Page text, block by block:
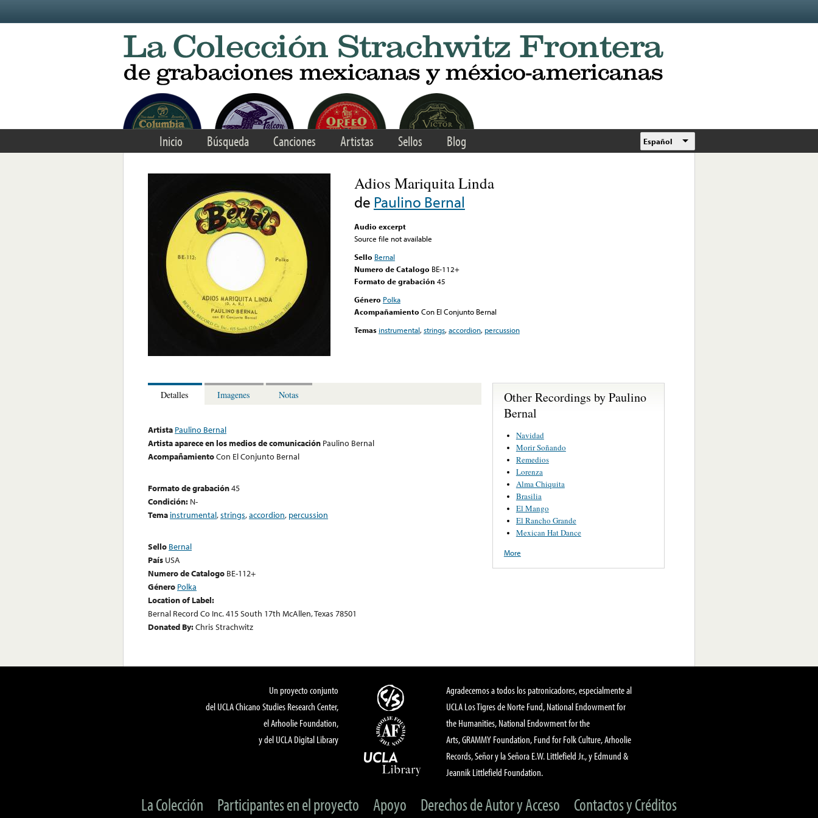
Inicio Búsqueda Canciones Artistas Sellos Blog Español
Adios Mariquita Linda
de Paulino Bernal
Audio excerpt
Source file not available
Sello Bernal
Numero de Catalogo BE-112+
Formato de grabación 45
Género Polka
Acompañamiento Con El Conjunto Bernal
Temas instrumental,strings,accordion, percussion
Detalles Imagenes Notas
Artista Paulino Bernal
Artista aparece en los medios de comunicación Paulino Bernal
AcompañamientoCon El Conjunto Bernal
Formato de grabación45
Condición: N-
Tema instrumental,strings,accordion, percussion
Sello Bernal
País USA
Numero de Catalogo BE-112+
Género Polka
Location of Label:
Bernal Record Co Inc. 415 South 17th McAllen, Texas 78501
Donated By:Chris Strachwitz
Other Recordings by Paulino
Bernal
Navidad
Morir Soñando
Remedios
Lorenza
Alma Chiquita
Brasilia
El Mango
El Rancho Grande
Mexican Hat Dance
More
Un proyecto conjunto
del UCLA Chicano Studies Research Center,
el Arhoolie Foundation,
y del UCLA Digital Library
Agradecemos a todos los patronicadores, especialmente al
UCLA Los Tigres de Norte Fund, National Endowment for
the Humanities, National Endowment for the
Arts, GRAMMY Foundation, Fund for Folk Culture, Arhoolie
Records, Señor y la Señora E.W. Littlefield Jr., y Edmund &
Jeannik Littlefield Foundation.
La Colección Participantes en el proyecto Apoyo Derechos de Autor y Acceso Contactos y Créditos